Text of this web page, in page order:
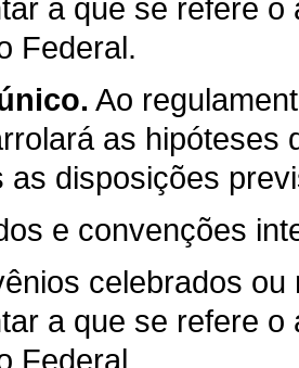
a que se refere
Federal.
Ao
as hipóteses
as disposições
e convenções
celebrados
a que se refere
Federal.